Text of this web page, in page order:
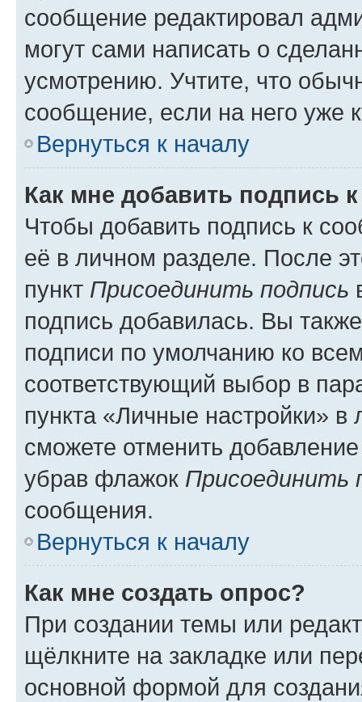
сообщение редактировал
могут сами написать о
усмотрению. Учтите, что
сообщение, если на него уже
Вернуться к началу
Как мне добавить подпись
Чтобы добавить подпись к
её в личном разделе. После
пункт Присоединить подпись
подпись добавилась. Вы
подписи по умолчанию ко
соответствующий выбор в
пункта «Личные настройки»
сможете отменить
убрав флажок Присоединить
сообщения.
Вернуться к началу
Как мне создать опрос?
При создании темы или
щёлкните на закладке или
основной формой для